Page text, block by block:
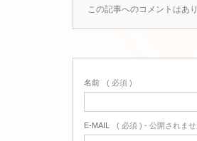
この記事へのコメントはあ
名前 ( 必須 )
E-MAIL ( 必須 ) - 公開されま